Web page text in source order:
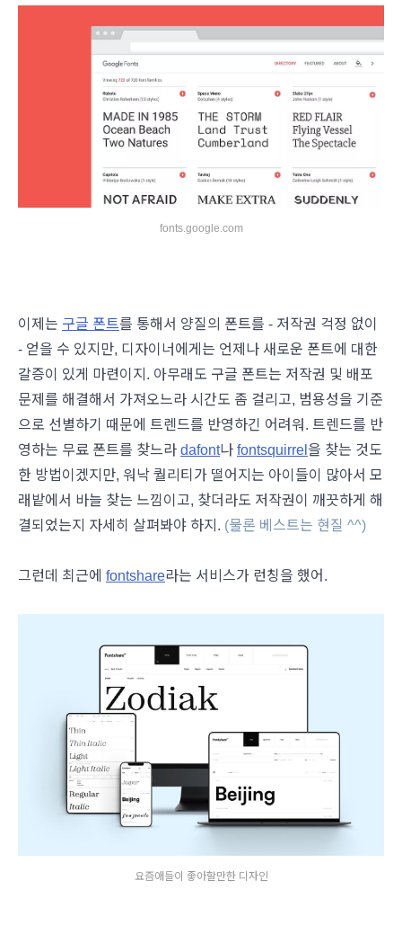
fonts.google.com
이제는 구글 폰트를 통해서 양질의 폰트를 - 저작권 걱정 없이
- 얻을 수 있지만, 디자이너에게는 언제나 새로운 폰트에 대한
갈증이 있게 마련이지. 아무래도 구글 폰트는 저작권 및 배포
문제를 해결해서 가져오느라 시간도 좀 걸리고, 범용성을 기준
으로 선별하기 때문에 트렌드를 반영하긴 어려워. 트렌드를 반
영하는 무료 폰트를 찾느라 dafont나 fontsquirrel 을 찾는 것도
한 방법이겠지만, 워낙 퀄리티가 떨어지는 아이들이 많아서 모
래밭에서 바늘 찾는 느낌이고, 찾더라도 저작권이 깨끗하게 해
결되었는지 자세히 살펴봐야 하지. (물론 베스트는 현질 ^^)
그런데 최근에 fontshare라는 서비스가 런칭을 했어.
요즘애들이 좋아할만한 디자인